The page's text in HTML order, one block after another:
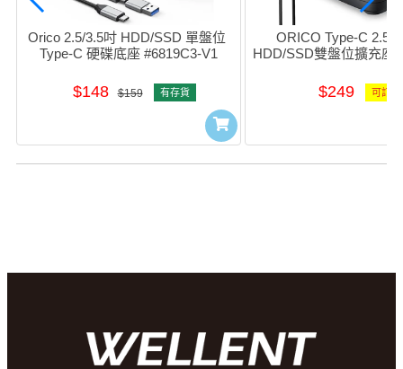
Orico 2.5/3.5吋 HDD/SSD 單盤位
Type-C 硬碟底座 #6819C3-V1
$148 $159 有存貨
ORICO Type-C 2.5
HDD/SSD雙盤位擴充座
$249 可訂購